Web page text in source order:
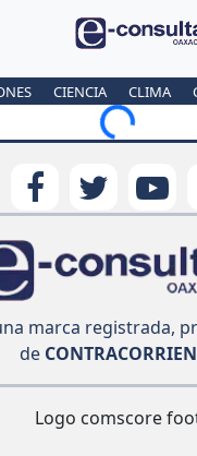
CIENCIA CLIMA
Loading...
marca registrada,
de